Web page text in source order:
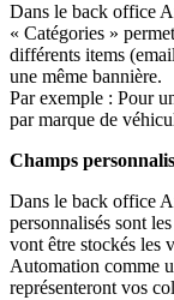
Dans le back office
« Catégories » p
différents items
une même bannière.
Par exemple : Pour
par marque de
Champs
Dans le back office
personnalisés sont
vont être stockés les
Automation comme
représenteront vos